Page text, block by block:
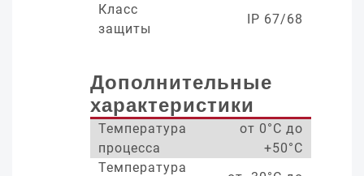
Класс
защиты
IP 67/68
Дополнительные
характеристики
Температура
процесса
от 0°С до
+50°С
Температура